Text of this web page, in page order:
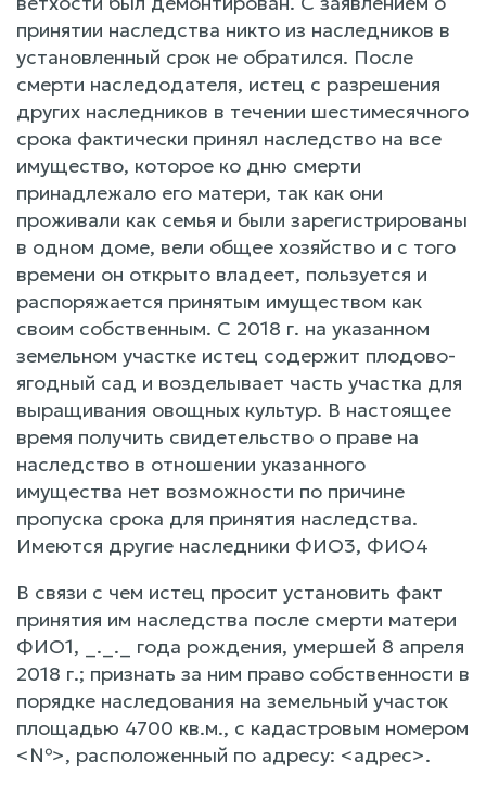
принятии наследства никто из наследников в
установленный срок не обратился. После
смерти наследодателя, истец с разрешения
других наследников в течении шестимесячного
срока фактически принял наследство на все
имущество, которое ко дню смерти
принадлежало его матери, так как они
проживали как семья и были зарегистрированы
в одном доме, вели общее хозяйство и с того
времени он открыто владеет, пользуется и
распоряжается принятым имуществом как
своим собственным. С 2018 г. на указанном
земельном участке истец содержит плодово-
ягодный сад и возделывает часть участка для
выращивания овощных культур. В настоящее
время получить свидетельство о праве на
наследство в отношении указанного
имущества нет возможности по причине
пропуска срока для принятия наследства.
Имеются другие наследники ФИО3, ФИО4
В связи с чем истец просит установить факт
принятия им наследства после смерти матери
ФИО1, _._._ года рождения, умершей 8 апреля
2018 г.; признать за ним право собственности в
порядке наследования на земельный участок
площадью 4700 кв.м., с кадастровым номером
<№>, расположенный по адресу: <адрес>.